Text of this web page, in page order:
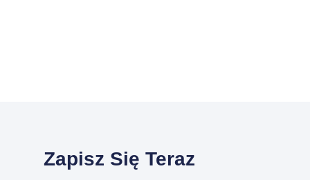
Zapisz Się Teraz